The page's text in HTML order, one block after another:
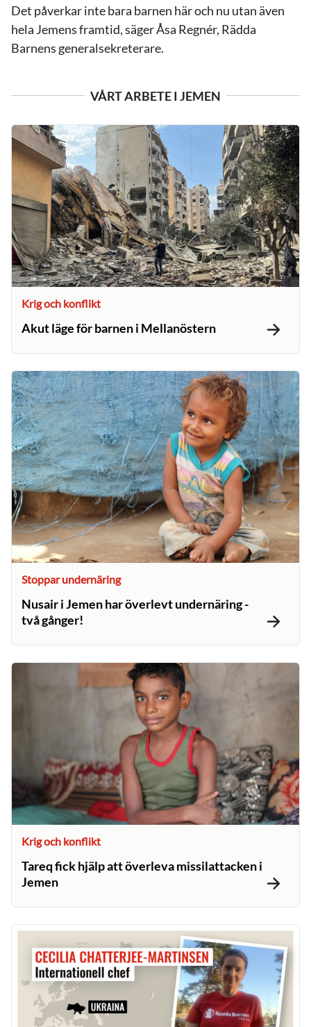
Det påverkar inte bara barnen här och nu utan även
hela Jemens framtid, säger Åsa Regnér, Rädda
Barnens generalsekreterare.
VÅRT ARBETE I JEMEN
Krig och konflikt
Akut läge för barnen i Mellanöstern
Stoppar undernäring
Nusair i Jemen har överlevt undernäring -
två gånger!
Krig och konflikt
Tareq fick hjälp att överleva missilattacken i
Jemen